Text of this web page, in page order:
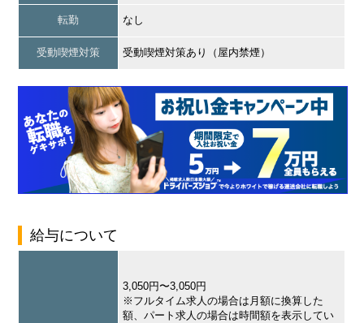
転勤 なし
受動喫煙対策 受動喫煙対策あり（屋内禁煙）
給与について
3,050円〜3,050円
※フルタイム求人の場合は月額に換算した
額、パート求人の場合は時間額を表示してい